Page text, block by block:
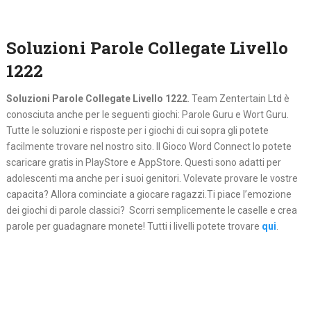
Soluzioni Parole Collegate Livello
1222
Soluzioni Parole Collegate Livello 1222. Team Zentertain Ltd è
conosciuta anche per le seguenti giochi: Parole Guru e Wort Guru.
Tutte le soluzioni e risposte per i giochi di cui sopra gli potete
facilmente trovare nel nostro sito. Il Gioco Word Connect lo potete
scaricare gratis in PlayStore e AppStore. Questi sono adatti per
adolescenti ma anche per i suoi genitori. Volevate provare le vostre
capacita? Allora cominciate a giocare ragazzi.Ti piace l’emozione
dei giochi di parole classici? Scorri semplicemente le caselle e crea
parole per guadagnare monete! Tutti i livelli potete trovare qui.